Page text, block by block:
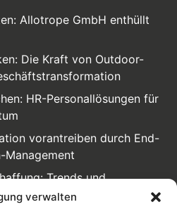
verwalten
Allotrope GmbH enthüllt
Die Kraft von Outdoor-
HR-Personallösungen für
vorantreiben durch End-
Trends und